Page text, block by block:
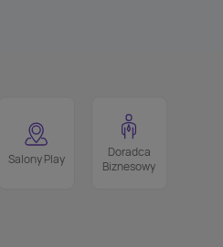
Salony Play
Doradca
Biznesowy